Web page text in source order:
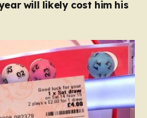
will likely cost him his